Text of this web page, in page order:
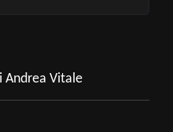
Andrea Vitale